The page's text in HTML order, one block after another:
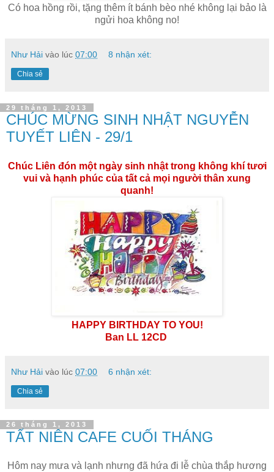
Có hoa hồng rồi, tặng thêm ít bánh bèo nhé không lại bảo là
ngửi hoa không no!
Như Hải vào lúc 07:00 8 nhận xét:
Chia sẻ
29 tháng 1, 2013
CHÚC MỪNG SINH NHẬT NGUYỄN
TUYẾT LIÊN - 29/1
Chúc Liên đón một ngày sinh nhật trong không khí tươi
vui và hạnh phúc của tất cả mọi người thân xung
quanh!
HAPPY BIRTHDAY TO YOU!
Ban LL 12CD
Như Hải vào lúc 07:00 6 nhận xét:
Chia sẻ
26 tháng 1, 2013
TẤT NIÊN CAFE CUỐI THÁNG
Hôm nay mưa và lạnh nhưng đã hứa đi lễ chùa thắp hương